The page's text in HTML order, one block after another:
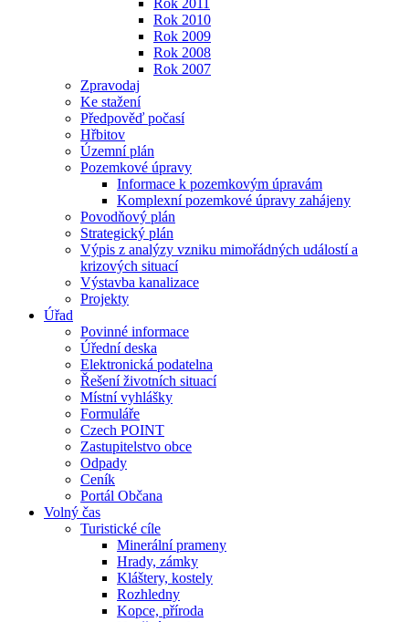
Rok 2011
Rok 2010
Rok 2009
Rok 2008
Rok 2007
Zpravodaj
Ke stažení
Předpověď počasí
Hřbitov
Územní plán
Pozemkové úpravy
Informace k pozemkovým úpravám
Komplexní pozemkové úpravy zahájeny
Povodňový plán
Strategický plán
Výpis z analýzy vzniku mimořádných událostí a
krizových situací
Výstavba kanalizace
Projekty
Úřad
Povinné informace
Úřední deska
Elektronická podatelna
Řešení životních situací
Místní vyhlášky
Formuláře
Czech POINT
Zastupitelstvo obce
Odpady
Ceník
Portál Občana
Volný čas
Turistické cíle
Minerální prameny
Hrady, zámky
Kláštery, kostely
Rozhledny
Kopce, příroda